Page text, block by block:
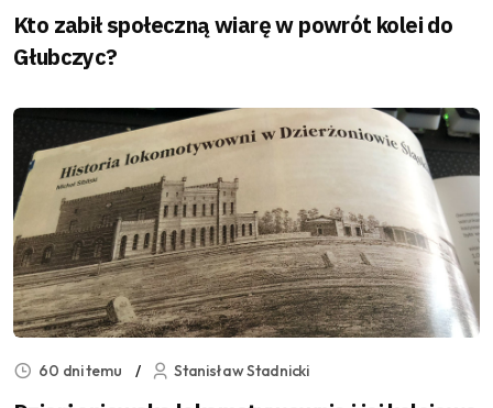
Kto zabił społeczną wiarę w powrót kolei do
Głubczyc?
60 dni temu Stanisław Stadnicki